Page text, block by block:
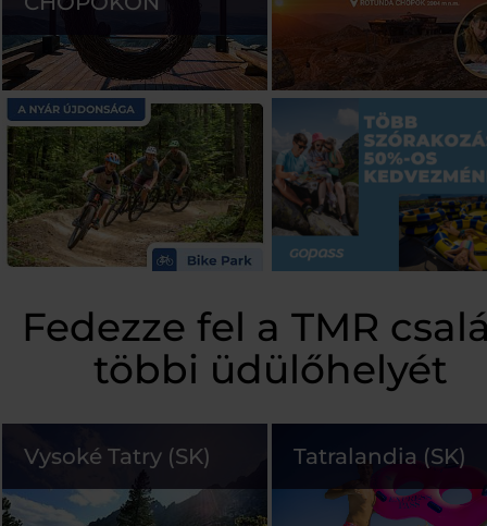
Fedezze fel a TMR
többi üdülőhelyét
Vysoké Tatry (SK) Tatralandia (SK)